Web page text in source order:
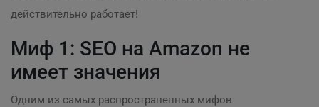
действительно работает!
Миф 1: SEO на Amazon не
имеет значения
Одним из самых распространенных мифов